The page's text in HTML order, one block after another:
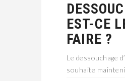
EST-CE
FAIRE ?
Le dessouchage
souhaite